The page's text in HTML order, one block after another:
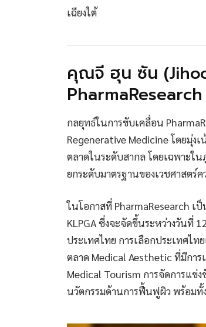
เฉียงใต้
คุณจี ฮุน ซัน
กลยุทธ์ในการขับเคลื่อน
Regenerative Medicine โดยมุ่ง
ตลาดในระดับสากล โดยเฉพาะใ
ยกระดับมาตรฐานของเวชศาสตร์ค
ในโอกาสที่ PharmaResearch
KLPGA ซึ่งจะจัดขึ้นระหว่างวันที่
ประเทศไทย การเลือกประเทศไ
ตลาด Medical Aesthetic ที่มีการ
Medical Tourism การจัดการแข่
นวัตกรรมด้านการฟื้นฟูผิว พร้อมทั้